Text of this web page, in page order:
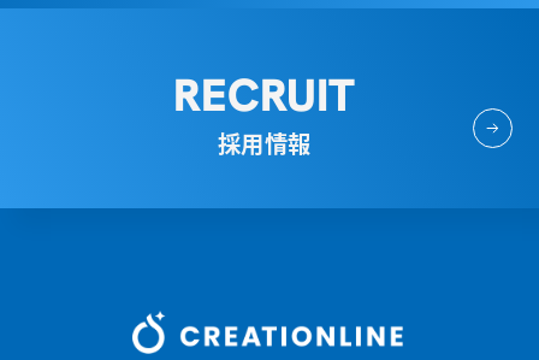
RECRUIT
採用情報